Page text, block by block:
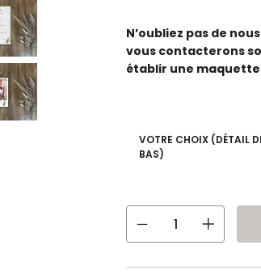
N’oubliez pas de
vous contacterons
établir une
VOTRE CHOIX (DÉTAIL
BAS)